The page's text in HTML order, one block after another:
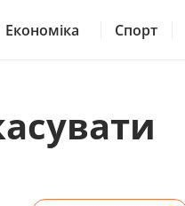
Економіка Спорт